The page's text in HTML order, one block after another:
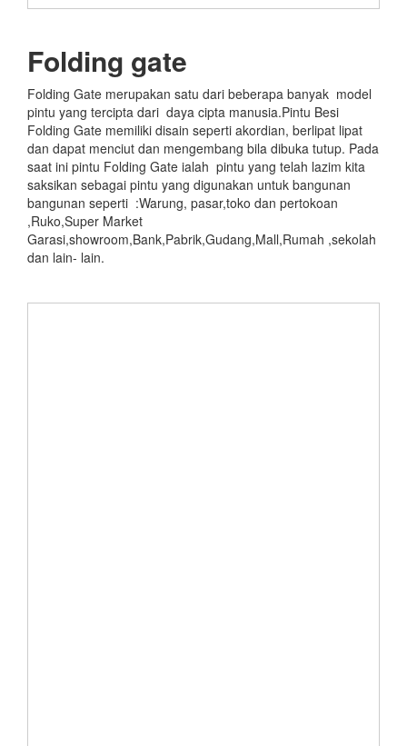
Folding gate
Folding Gate merupakan satu dari beberapa banyak model
pintu yang tercipta dari daya cipta manusia.Pintu Besi
Folding Gate memiliki disain seperti akordian, berlipat lipat
dan dapat menciut dan mengembang bila dibuka tutup. Pada
saat ini pintu Folding Gate ialah pintu yang telah lazim kita
saksikan sebagai pintu yang digunakan untuk bangunan
bangunan seperti :Warung, pasar,toko dan pertokoan
,Ruko,Super Market
Garasi,showroom,Bank,Pabrik,Gudang,Mall,Rumah ,sekolah
dan lain- lain.